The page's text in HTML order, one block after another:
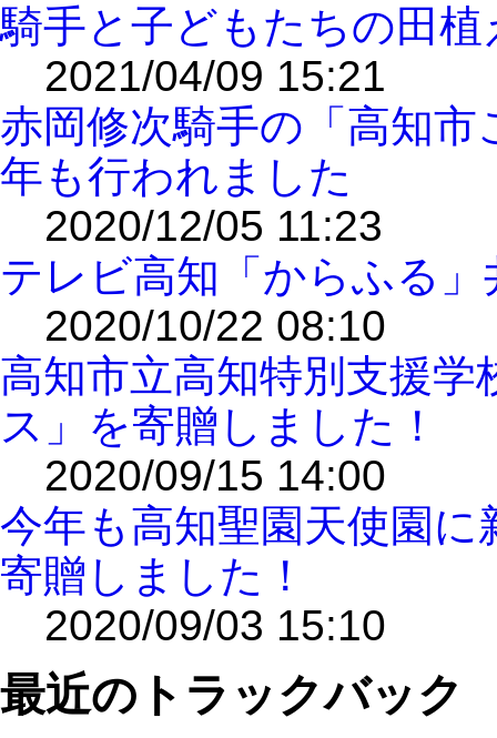
騎手と子どもたちの田植
2021/04/09 15:21
赤岡修次騎手の「高知
年も行われました
2020/12/05 11:23
テレビ高知「からふる
2020/10/22 08:10
高知市立高知特別支援
ス」を寄贈しました！
2020/09/15 14:00
今年も高知聖園天使園
寄贈しました！
2020/09/03 15:10
最近のトラックバック